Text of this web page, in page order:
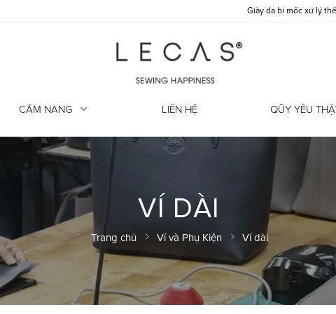
CẨM NANG LIÊN HỆ QŨY YÊU
VÍ DÀI
Trang chủ Ví và Phụ Kiện Ví dài